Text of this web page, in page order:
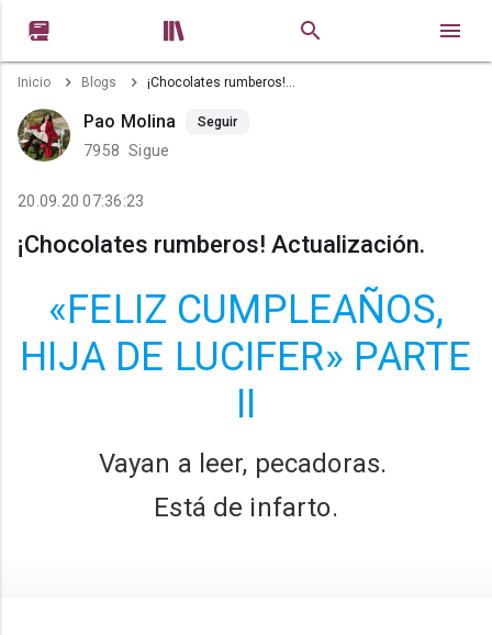
 
Inicio Blogs ¡Chocolates rumberos! Actualización.
Pao Molina Seguir
7958 Sigue
20.09.20 07:36:23
¡Chocolates rumberos! Actualización.
«FELIZ CUMPLEAÑOS,
HIJA DE LUCIFER» PARTE
II
Vayan a leer, pecadoras.
Está de infarto.